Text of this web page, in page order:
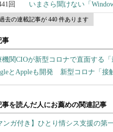
いまさら聞けない「
去の連載記事が 440 件あります
事
機関CIOが新型コロナで直面する
とAppleも開発 新型コロナ「接